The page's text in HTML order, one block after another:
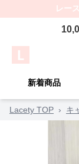
レー
新着商品
Lacety TOP › キ